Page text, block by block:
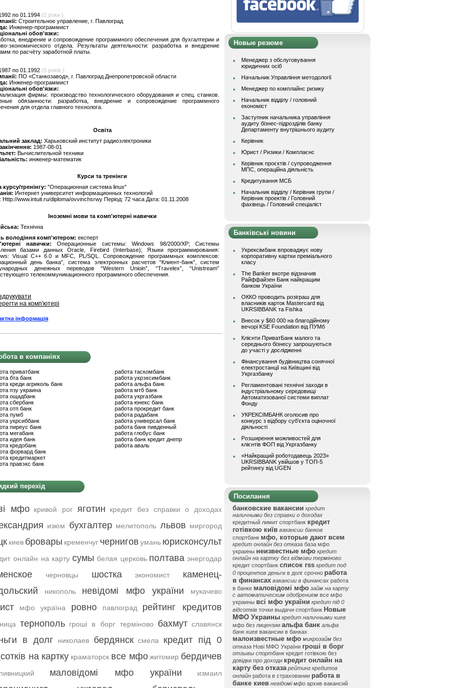
по 01.1994 (2 роки )
Строительное управление, г. Павлоград
Инженер-программист
обов'язки:
внедрение и сопровождение программного обеспечения для бухгалтерии и
экономического отдела. Результаты деятельности: разработка и внедрение
по расчёту заработной платы.
по 01.1992 (5 років )
ПО «Станкозавод», г. Павлоград Днепропетровской области
Инженер-программист
обов'язки:
фирмы: производство технологического оборудования и спец. станков.
обязанности: разработка, внедрение и сопровождение программного
для отдела главного технолога.
Освіта
заклад: Харьковский институт радиоэлектроники
1987-08-01
Вычислительной техники
инженер-математик
Курси та тренінги
курсу/тренінгу: "Операционная система linux"
Интернет университет информационных технологий
Http://www.intuit.ru/diploma/ovvinchsrwy Період: 72 часа Дата: 01.11.2008
Іноземні мови та комп'ютерні навички
Технічна
володіння комп'ютером: експерт
навички: Операционные системы: Windows 98/2000/XP; Системы
базами данных Oracle, Firebird (Interbase); Языки программирования:
Visual C++ 6.0 и MFC, PL/SQL. Сопровождение программных комплексов:
день банка”, система электронных расчетов “Клиент-банк”, систем
денежных переводов “Western Unioin”, “Travelex”, “Unistream”
телекоммуникационного программного обеспечения.
на комп'ютері
інформація
в компаніях
приватбанк
бта банк
креди агриколь банк
пзу украина
ощадбанк
сбербанк
отп банк
пумб
укрсиббанк
пиреус банк
мегабанк
идея банк
кредобанк
форвард банк
кредитмаркет
правэкс банк
работа таскомбанк
работа укрэксимбанк
работа альфа банк
работа мтб банк
работа укргазбанк
работа юнекс банк
работа прокредит банк
работа радабанк
работа универсал банк
работа банк пивденный
работа глобус банк
работа банк кредит днепр
работа аваль
перехід
мфо кривой рог яготин кредит без справки о доходах
изюм бухгалтер мелитополь львов миргород
киев бровары кременчуг чернигов умань юрисконсульт
онлайн на карту сумы белая церковь полтава энергодар
черновцы шостка экономист
каменец-
никополь невідомі мфо україни мукачево
мфо україна ровно павлоград рейтинг кредитов
тернополь гроші в борг терміново бахмут славянск
в долг николаев бердянск смела
кредит під 0
на картку краматорск все мфо житомир бердичев
маловідомі мфо україни измаил
Новые резюме
Менеджер з обслуговування
юридичних осіб
Начальник Управління методології
Менеджер по комплайнс ризику
Начальник відділу / головний
економіст
Заступник начальника управління
аудиту бізнес-підрозділів банку
Департаменту внутрішнього аудиту
Керівник
Юрист / Ризики / Комплаєнс
Керівник проєктів / супроводження
МПС, операційна діяльність
Кредитування МСБ
Начальник вiддiлу / Керівник групи /
Керівник проектів / Головний
фахівець / Головний спеціаліст
Банківські новини
Укрексімбанк впроваджує нову
корпоративну картки преміального
класу
The Banker вкотре відзначив
Райффайзен Банк найкращим
банком України
ОККО проводить розіграш для
власників карток Mastercard від
UKRSIBBANK та Fishka
Внесок у $60 000 на благодійному
вечорі KSE Foundation від ПУМб
Клієнти ПриватБанк малого та
середнього бізнесу запрошуються
до участі у дослідженні
Фінансування будівництва сонячної
електростанції на Київщині від
Укргазбанку
Регламентовані технічні заходи в
індустріальному середовищі
Автоматизованої системи виплат
Фонду
УКРЕКСІМБАНК оголосив про
конкурс з відбору суб’єкта оціночної
діяльності
Розширення можливостей для
клієнтів ФОП від Укргазбанку
«Найкращий роботодавець 2023»
UKRSIBBANK увійшов у ТОП-5
рейтингу від UGEN
Посилання
банковские вакансии кредит
наличными без справки о доходах
кредитный лимит спортбанк кредит
готівкою київ вакансии банков
спортбанк мфо, которые дают всем
кредит онлайн без отказа база мфо
украины неизвестные мфо кредит
онлайн на картку без відмови терміново
кредит спортбанк список rss кредит под
0 процентов деньги в долг срочно работа
в финансах вакансии в финансах работа
в банке маловідомі мфо займ на карту
с автоматическим одобрением все мфо
украины всі мфо україни кредит під 0
відсотків точки выдачи спортбанк Новые
МФО Украины кредит наличными киев
мфо без лицензии альфа банк альфа
банк киев вакансии в банках
малоизвестные мфо микрозайм без
отказа Нові МФО України гроші в борг
отзывы спортбанк кредит готівкою без
довідки про доходи кредит онлайн на
карту без отказа рейтинг кредитов
онлайн работа в страховании работа в
банке киев невідомі мфо архив вакансий